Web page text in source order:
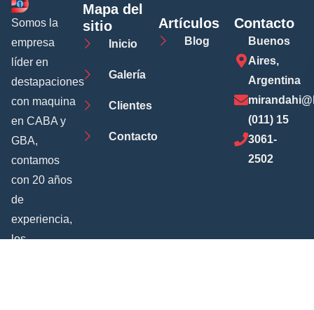
Somos la
empresa
líder en
destapaciones
con maquina
en CABA y
GBA,
contamos
con 20 años
de
experiencia,
los
Mapa del
sitio
Inicio
Galería
Clientes
Contacto
Artículos
Blog
Contacto
Buenos
Aires,
Argentina
(011) 15
3061-
2502